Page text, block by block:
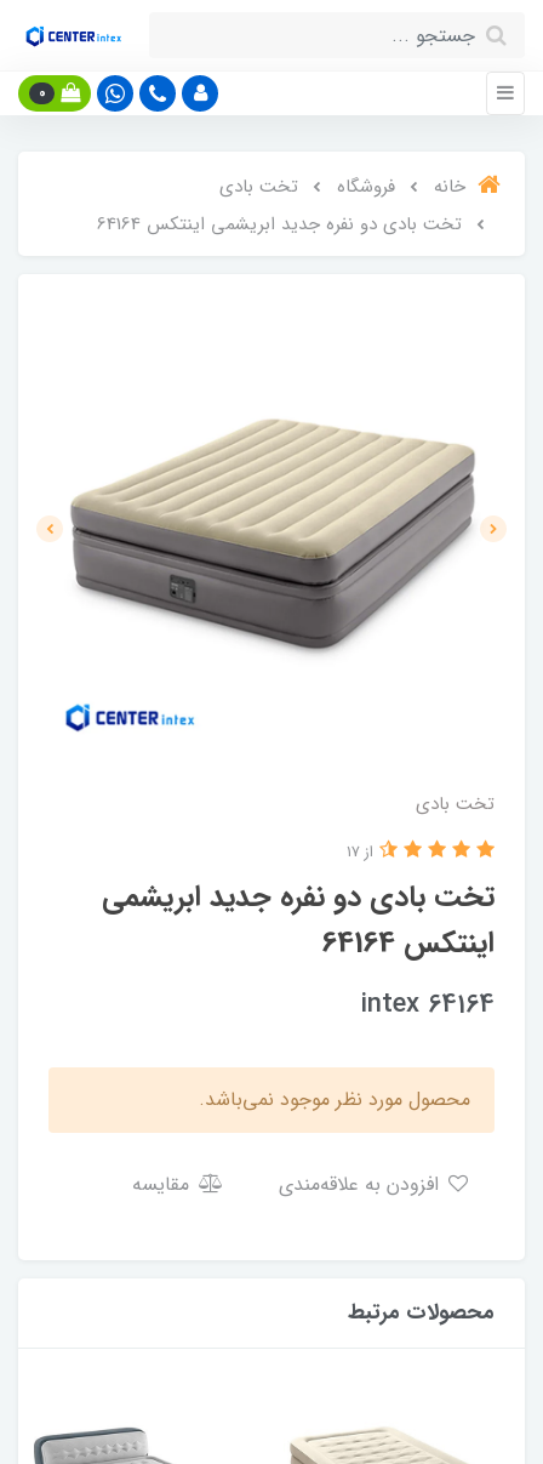
0
خانه فروشگاه
تخت بادی
تخت بادی دو نفره جدید ابریشمی اینتکس 64164
تخت بادی
تخت بادی دو نفره جدید ابریشمی
اینتکس 64164
از 17
intex 64164
محصول مورد نظر موجود نمی‌باشد.
مقایسه
محصولات مرتبط